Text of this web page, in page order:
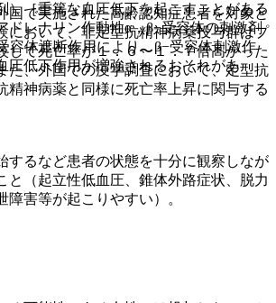
で実施された高齢認知症患者を対象と
において、非定型抗精神病薬投与群はプ
して死亡率が１．６〜１．７倍高かった
た、外国での疫学調査において、定型抗
精神病薬と同様に死亡率上昇に関与する
）［重篤な血圧低下を起こすことがある
ドレナリン作動性α，β−受容体の刺激剤
容体遮断作用により、β−受容体刺激作
圧低下作用が増強されるおそれがあ
するなど患者の状態を十分に観察しなが
と（起立性低血圧、錐体外路症状、脱力
障害等が起こりやすい）。